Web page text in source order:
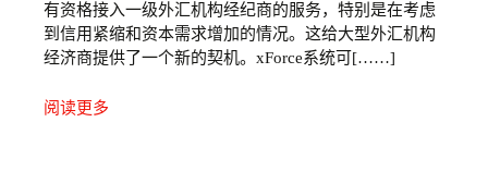
有资格接入一级外汇机构经纪商的服务，特别是在考虑
到信用紧缩和资本需求增加的情况。这给大型外汇机构
经济商提供了一个新的契机。xForce系统可[……]
阅读更多